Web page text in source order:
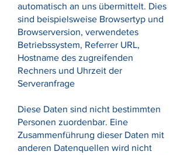
automatisch an uns übermittelt. Dies
sind beispielsweise Browsertyp und
Browserversion, verwendetes
Betriebssystem, Referrer URL,
Hostname des zugreifenden
Rechners und Uhrzeit der
Serveranfrage
Diese Daten sind nicht bestimmten
Personen zuordenbar. Eine
Zusammenführung dieser Daten mit
anderen Datenquellen wird nicht